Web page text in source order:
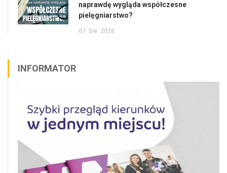
naprawdę wygląda współczesne
pielęgniarstwo?
07 Sie 2026
INFORMATOR